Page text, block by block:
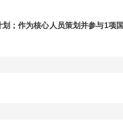
；作为核心人员策划并参与1项